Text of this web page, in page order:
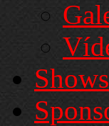
Shows